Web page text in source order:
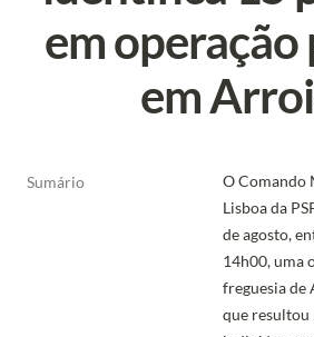
em operação
em
Sumário
O Comando
Lisboa da
de agosto,
14h00, uma
freguesia de
que resultou